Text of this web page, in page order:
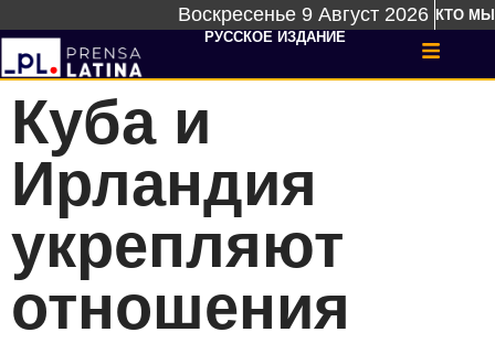
Воскресенье 9 Август 2026 КТО МЫ
РУССКОЕ ИЗДАНИЕ
Куба и
Ирландия
укрепляют
отношения